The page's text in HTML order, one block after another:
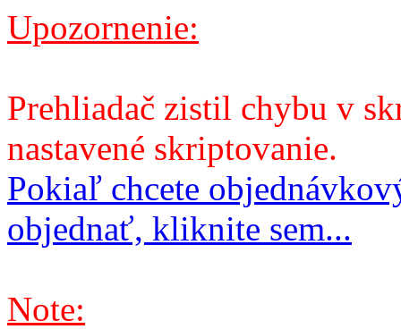
Upozornenie:
Prehliadač zistil chybu v
nastavené skriptovanie.
Pokiaľ chcete
objednať, kliknite sem...
Note: